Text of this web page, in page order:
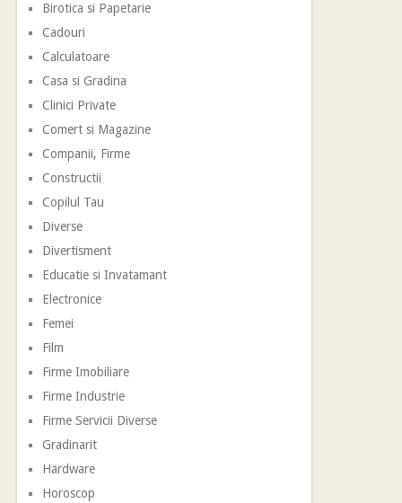
Birotica si Papetarie
Cadouri
Calculatoare
Casa si Gradina
Clinici Private
Comert si Magazine
Companii, Firme
Constructii
Copilul Tau
Diverse
Divertisment
Educatie si Invatamant
Electronice
Femei
Film
Firme Imobiliare
Firme Industrie
Firme Servicii Diverse
Gradinarit
Hardware
Horoscop